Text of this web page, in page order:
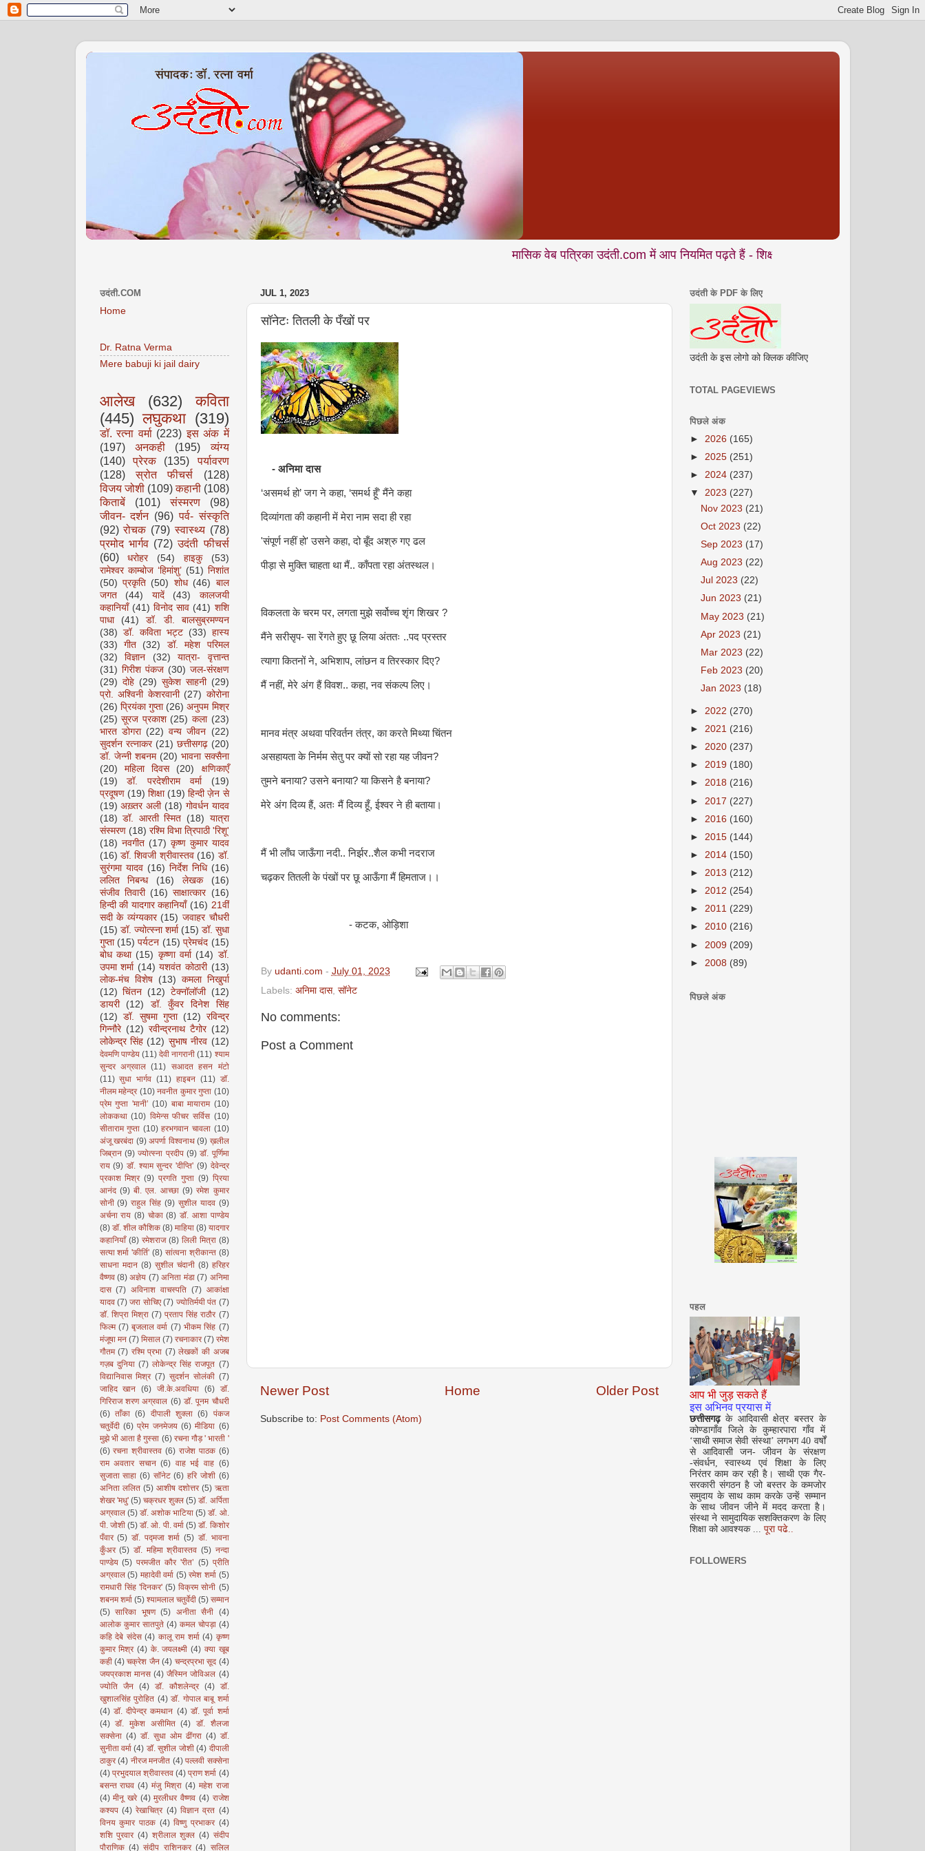
मासिक वेब पत्रिका उदंती.com में आप नियमित पढ़ते हैं - शिक्षा • समाज • कला- संस्कृति • पर्यावरण
JUL 1, 2023
सॉनेटः तितली के पँखों पर
- अनिमा दास
‘असमर्थ हो’ जग ने कहा, ‘समर्थ हूँ’ मैंने कहा
दिव्यांगता की कहानी में मेरा नाम सदा ही रहा
'संपूर्ण नहीं हो' उसने कहा, दो बूँद अश्रु गए ढल
पीड़ा से मुक्ति चाहता था मैं.. काँपता रहा अंतस्थल।
विकलता के चरम पर, लगता मुझे सर्वोच्च शृंग शिखर ?
मैंने सरीसृप- सा रेंगते हुए छू लिया अंततः ..पद प्रस्तर
त्यागा कितनों ने, अभिशाप, लांछन व तिरस्कार दिए?
मैं नहीं, मेरे अंग हैं विवश.. कहा, नव संकल्प लिए।
मानव मंत्र अथवा परिवर्तन तंत्र, का करते मिथ्या चिंतन
असहायता के निर्मम सेतु पर क्यों सो रहा यह जीवन?
तुमने बनाया? उसने बनाया? या किसने है बनाया?
मेरे अंग दिव्य हैं, अतः मैं दिव्य हूँ, ईश्वर ने ही बताया।
मैं भी लाँघ जाऊँगा नदी.. निर्झर..शैल कभी नदराज
चढ़कर तितली के पंखों पर छू आऊँगा मैं हिमताज।।
- कटक, ओड़िशा
By udanti.com - July 01, 2023
Labels: अनिमा दास, सॉनेट
No comments:
Post a Comment
Newer Post Older Post
Home
Subscribe to: Post Comments (Atom)
उदंती.COM
Home
Dr. Ratna Verma
Mere babuji ki jail dairy
आलेख (632)
कविता
(445) लघुकथा (319)
डॉ. रत्ना वर्मा (223) इस अंक में
(197)
अनकही (195)
व्यंग्य
(140)
प्रेरक (135)
पर्यावरण
(128)
स्रोत फीचर्स
(128)
विजय जोशी (109) कहानी (108)
किताबें
(101) संस्मरण
(98)
जीवन- दर्शन (96) पर्व- संस्कृति
(92) रोचक (79) स्वास्थ्य (78)
प्रमोद भार्गव (72) उदंती फीचर्स
(60)
धरोहर (54) हाइकु
(53)
रामेश्वर काम्बोज ‘हिमांशु’ (51) निशांत
(50) प्रकृति (50) शोध (46) बाल
जगत
(44) यादें (43)
कालजयी
कहानियाँ (41) विनोद साव (41) शशि
पाधा
(41)
डॉ. डी. बालसुब्रमण्यन
(38) डॉ. कविता भट्ट (33) हास्य
(33)
गीत (32)
डॉ. महेश परिमल
(32)
विज्ञान (32)
यात्रा- वृत्तान्त
(31) गिरीश पंकज (30) जल-संरक्षण
(29) दोहे (29) सुकेश साहनी (29)
प्रो. अश्विनी केशरवानी (27) कोरोना
(26) प्रियंका गुप्ता (26) अनुपम मिश्र
(25) सूरज प्रकाश (25) कला (23)
भारत डोगरा (22) वन्य जीवन (22)
सुदर्शन रत्नाकर (21) छत्तीसगढ़ (20)
डॉ. जेन्नी शबनम (20) भावना सक्सैना
(20)
महिला दिवस (20)
क्षणिकाएँ
(19)
डॉ. परदेशीराम वर्मा
(19)
प्रदूषण (19) शिक्षा (19) हिन्दी ज़ेन से
(19) अख़्तर अली (18) गोवर्धन यादव
(18) डॉ. आरती स्मित (18) यात्रा
संस्मरण (18) रश्मि विभा त्रिपाठी 'रिशू'
(18) नवगीत (17) कृष्ण कुमार यादव
(16) डॉ. शिवजी श्रीवास्तव (16) डॉ.
सुरंगमा यादव (16) निर्देश निधि (16)
ललित निबन्ध
(16) लेखक
(16)
संजीव तिवारी (16) साक्षात्कार (16)
हिन्दी की यादगार कहानियाँ (16) 21वीं
सदी के व्यंग्यकार (15) जवाहर चौधरी
(15) डॉ. ज्योत्स्ना शर्मा (15) डॉ. सुधा
गुप्ता (15) पर्यटन (15) प्रेमचंद (15)
बोध कथा (15) कृष्णा वर्मा (14) डॉ.
उपमा शर्मा (14) यशवंत कोठारी (13)
लोक-मंच विशेष
(13) कमला निखुर्पा
(12) चिंतन (12) टेक्नॉलॉजी
(12)
डायरी
(12)
डॉ. कुँवर दिनेश सिंह
(12) डॉ. सुषमा गुप्ता (12) रविन्द्र
गिन्नौरे (12) रवीन्द्रनाथ टैगोर (12)
लोकेन्द्र सिंह (12) सुभाष नीरव (12)
देवमणि पाण्डेय (11) देवी नागरानी (11) श्याम
सुन्दर अग्रवाल (11) सआदत हसन मंटो
(11) सुधा भार्गव (11) हाइबन (11) डॉ.
नीलम महेन्द्र (10) नवनीत कुमार गुप्ता (10)
प्रेम गुप्ता 'मानी’ (10) बाबा मायाराम (10)
लोककथा (10) विमेन्स फीचर सर्विस (10)
सीताराम गुप्ता (10) हरभगवान चावला (10)
अंजू खरबंदा (9) अपर्णा विश्वनाथ (9) ख़लील
जिब्रान (9) ज्योत्स्ना प्रदीप (9) डॉ. पूर्णिमा
राय (9) डॉ. श्याम सुन्दर 'दीप्ति' (9) देवेन्द्र
प्रकाश मिश्र (9) प्रगति गुप्ता (9) प्रिया
आनंद (9) बी. एल. आच्छा (9) रमेश कुमार
सोनी (9) राहुल सिंह (9) सुशील यादव (9)
अर्चना राय (8) चोका (8) डॉ. आशा पाण्डेय
(8) डॉ. शील कौशिक (8) माहिया (8) यादगार
कहानियाँ (8) रमेशराज (8) लिली मित्रा (8)
सत्या शर्मा 'कीर्ति' (8) सांत्वना श्रीकान्त (8)
साधना मदान (8) सुशील चंदानी (8) हरिहर
वैष्णव (8) अज्ञेय (7) अनिता मंडा (7) अनिमा
दास (7) अविनाश वाचस्पति (7) आकांक्षा
यादव (7) जरा सोचिए (7) ज्योतिर्मयी पंत (7)
डॉ. शिप्रा मिश्रा (7) प्रताप सिंह राठौर (7)
फिल्म (7) बृजलाल वर्मा (7) भीकम सिंह (7)
मंजूषा मन (7) मिसाल (7) रचनाकार (7) रमेश
गौतम (7) रश्मि प्रभा (7) लेखकों की अजब
गज़ब दुनिया (7) लोकेन्द्र सिंह राजपूत (7)
विद्यानिवास मिश्र (7) सुदर्शन सोलंकी (7)
जाहिद खान (6) जी.के.अवधिया (6) डॉ.
गिरिराज शरण अग्रवाल (6) डॉ. पूनम चौधरी
(6) ताँका (6) दीपाली शुक्ला (6) पंकज
चतुर्वेदी (6) प्रेम जनमेजय (6) मीडिया (6)
मुझे भी आता है गुस्सा (6) रचना गौड़ ' भारती '
(6) रचना श्रीवास्तव (6) राजेश पाठक (6)
राम अवतार सचान (6) वाह भई वाह (6)
सुजाता साहा (6) सॉनेट (6) हरि जोशी (6)
अनिता ललित (5) आशीष दशोत्तर (5) ऋता
शेखर 'मधु' (5) चक्रधर शुक्ल (5) डॉ. अर्पिता
अग्रवाल (5) डॉ. अशोक भाटिया (5) डॉ. ओ.
पी. जोशी (5) डॉ. ओ. पी. वर्मा (5) डॉ. किशोर
पँवार (5) डॉ. पद्मजा शर्मा (5) डॉ. भावना
कुँअर (5) डॉ. महिमा श्रीवास्तव (5) नन्दा
पाण्डेय (5) परमजीत कौर 'रीत’ (5) प्रीति
अग्रवाल (5) महादेवी वर्मा (5) रमेश शर्मा (5)
रामधारी सिंह 'दिनकर' (5) विक्रम सोनी (5)
शबनम शर्मा (5) श्यामलाल चतुर्वेदी (5) सम्मान
(5) सारिका भूषण (5) अनीता सैनी (4)
आलोक कुमार सातपुते (4) कमल चोपड़ा (4)
कहि देबे संदेस (4) कालू राम शर्मा (4) कृष्ण
कुमार मिश्र (4) के. जयलक्ष्मी (4) क्या खूब
कही (4) चक्रेश जैन (4) चन्द्रप्रभा सूद (4)
जयप्रकाश मानस (4) जैस्मिन जोविअल (4)
ज्योति जैन
(4) डॉ. कौशलेन्द्र (4)
डॉ.
खुशालसिंह पुरोहित (4) डॉ. गोपाल बाबू शर्मा
(4) डॉ. दीपेन्द्र कमथान (4) डॉ. पूर्वा शर्मा
(4) डॉ. मुकेश असीमित (4) डॉ. शैलजा
सक्सेना (4) डॉ. सुधा ओम ढींगरा (4) डॉ.
सुनीता वर्मा (4) डॉ. सुशील जोशी (4) दीपाली
ठाकुर (4) नीरज मनजीत (4) पल्लवी सक्सेना
(4) प्रभुदयाल श्रीवास्तव (4) प्राण शर्मा (4)
बसन्त राघव (4) मंजु मिश्रा (4) महेश राजा
(4) मीनू खरे (4) मुरलीधर वैष्णव (4) राजेश
कश्यप (4) रेखाचित्र (4) विज्ञान व्रत (4)
विनय कुमार पाठक (4) विष्णु प्रभाकर (4)
शशि पुरवार (4) श्रीलाल शुक्ल (4) संदीप
पौराणिक (4) संदीप राशिनकर (4) सलिल
उदंती के PDF के लिए
उदंती के इस लोगो को क्लिक कीजिए
TOTAL PAGEVIEWS
पिछले अंक
► 2026 (165)
► 2025 (251)
► 2024 (237)
▼ 2023 (227)
Nov 2023 (21)
Oct 2023 (22)
Sep 2023 (17)
Aug 2023 (22)
Jul 2023 (22)
Jun 2023 (21)
May 2023 (21)
Apr 2023 (21)
Mar 2023 (22)
Feb 2023 (20)
Jan 2023 (18)
► 2022 (270)
► 2021 (216)
► 2020 (237)
► 2019 (180)
► 2018 (216)
► 2017 (227)
► 2016 (160)
► 2015 (144)
► 2014 (150)
► 2013 (212)
► 2012 (254)
► 2011 (229)
► 2010 (216)
► 2009 (209)
► 2008 (89)
पिछले अंक
अगस्त 2008
सितम्बर 2008
अक्टूबर 2008
पहल
आप भी जुड़ सकते हैं
इस अभिनव प्रयास में
छत्तीसगढ़के आदिवासी क्षेत्र बस्तर के
कोण्डागाँव जिले के कुम्हारपारा गाँव में
‘साथी समाज सेवी संस्था’ लगभग 40 वर्षों
से आदिवासी जन- जीवन के संरक्षण
-संवर्धन, स्वास्थ्य एवं शिक्षा के लिए
निरंतर काम कर रही है। साथी एक गैर-
सरकारी संगठन है जो बस्तर के कमजोर
समुदाय के साथ काम करके उन्हें सम्मान
के साथ जीवन जीने में मदद करता है।
संस्था ने सामुदायिक सशक्तिकरण के लिए
शिक्षा को आवश्यक ... पूरा पढे..
FOLLOWERS